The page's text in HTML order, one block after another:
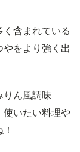
含まれている
をより強く出
りん風調味
使いたい料理や